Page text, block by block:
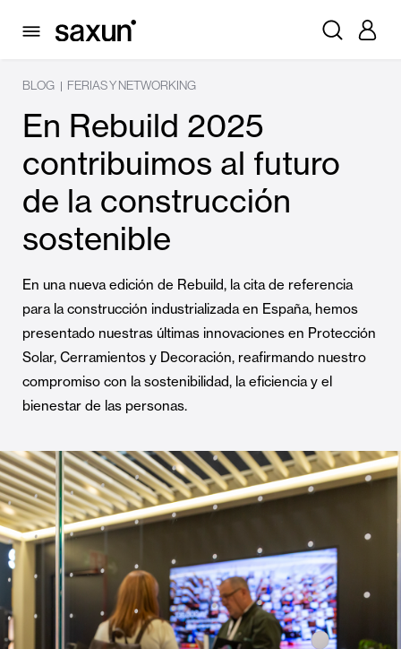
BLOG | FERIAS Y NETWORKING
En Rebuild 2025
contribuimos al futuro
de la construcción
sostenible
En una nueva edición de Rebuild, la cita de referencia
para la construcción industrializada en España, hemos
presentado nuestras últimas innovaciones en Protección
Solar, Cerramientos y Decoración, reafirmando nuestro
compromiso con la sostenibilidad, la eficiencia y el
bienestar de las personas.